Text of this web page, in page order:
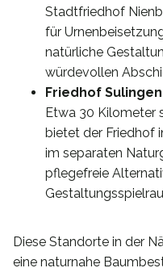
Stadtfriedhof
für
natürliche
würdevollen
Friedhof Sulingen
Etwa 30 Kilometer
bietet der Friedhof
im separaten
pflegefreie
Diese Standorte in der
eine naturnahe